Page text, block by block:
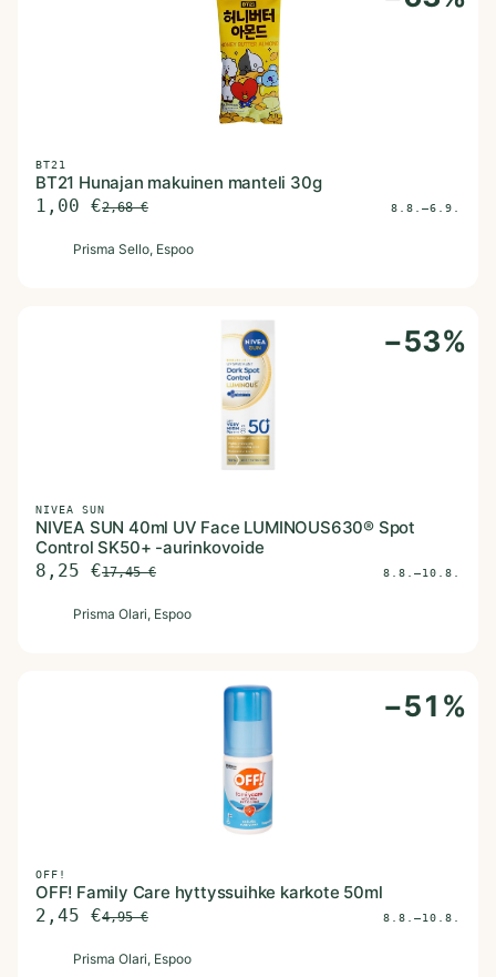
BT21
BT21 Hunajan makuinen manteli 30g
1,00 €2,68€ 8.8.–6.9.
Prisma Sello, Espoo
−53%
NIVEA SUN
NIVEA SUN 40ml UV Face LUMINOUS630® Spot
Control SK50+ -aurinkovoide
8,25 €17,45€ 8.8.–10.8.
Prisma Olari, Espoo
−51 %
OFF!
OFF! Family Care hyttyssuihke karkote 50ml
2,45 €4,95€ 8.8.–10.8.
Prisma Olari, Espoo